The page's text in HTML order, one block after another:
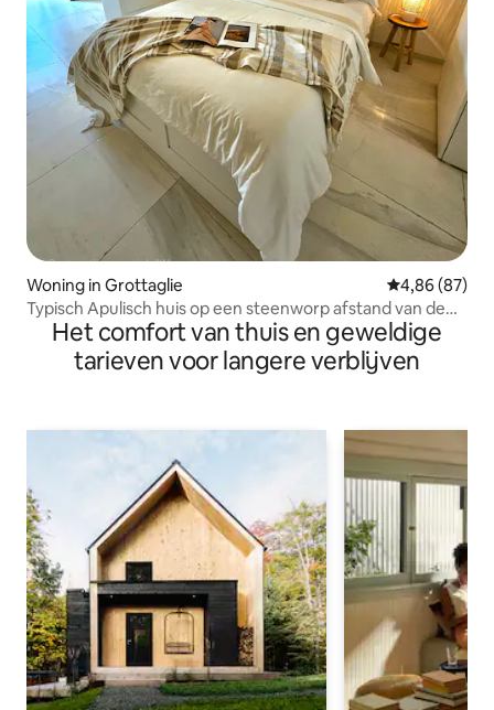
Woning in Grottaglie Gemiddelde
4,86 (87)
Typisch Apulisch huis op een steenworp afstand van de
Ceramiche
Het comfort van thuis en geweldige
tarieven voor langere verblijven